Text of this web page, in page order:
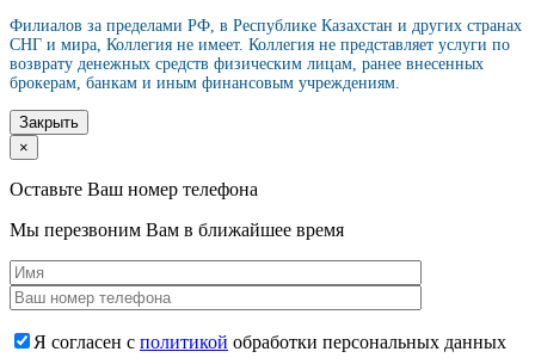
Филиалов за пределами РФ, в Республике Казахстан и других странах
СНГ и мира, Коллегия не имеет. Коллегия не представляет услуги по
возврату денежных средств физическим лицам, ранее внесенных
брокерам, банкам и иным финансовым учреждениям.
Закрыть
×
Оставьте Ваш номер телефона
Мы перезвоним Вам в ближайшее время
Я согласен с политикой обработки персональных данных